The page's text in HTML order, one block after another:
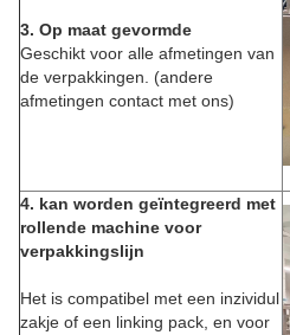
3. Op maat gevormde
Geschikt voor alle afmetingen van
de verpakkingen. (andere
afmetingen contact met ons)
4. kan worden geïntegreerd met
rollende machine voor
verpakkingslijn
Het is compatibel met een inzividul
zakje of een linking pack, en voor